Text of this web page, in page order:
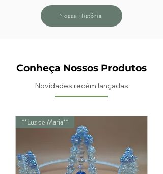
Nossa História
Conheça Nossos Produtos
Novidades recém lançadas
**Luz de Maria**